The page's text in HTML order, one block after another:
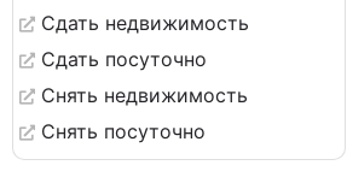
Сдать недвижимость
Сдать посуточно
Снять недвижимость
Снять посуточно